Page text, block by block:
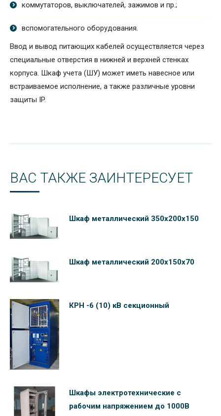
коммутаторов, выключателей, зажимов и пр.;
вспомогательного оборудования.
Ввод и вывод питающих кабелей осуществляется через
специальные отверстия в нижней и верхней стенках
корпуса. Шкаф учета (ШУ) может иметь навесное или
встраиваемое исполнение, а также различные уровни
защиты IP.
ВАС ТАКЖЕ ЗАИНТЕРЕСУЕТ
Шкаф металлический 350х200х150
Шкаф металлический 200х150х70
КРН -6 (10) кВ секционный
Шкафы электротехнические c
рабочим напряжением до 1000В